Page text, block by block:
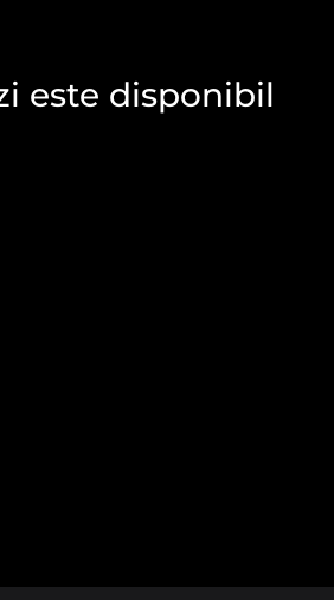
este disponibil
site-ului, fiind activate